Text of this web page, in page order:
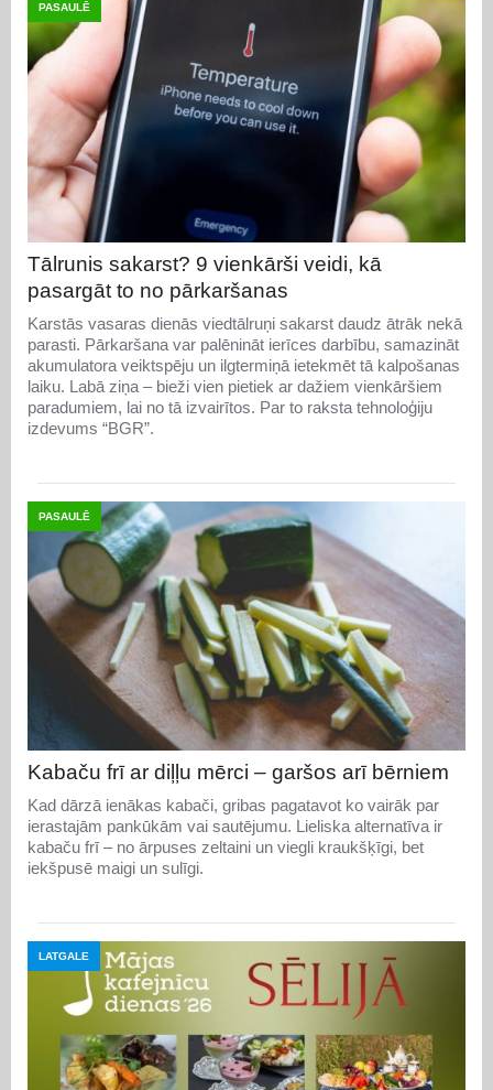
PASAULĒ
Tālrunis sakarst? 9 vienkārši veidi, kā
pasargāt to no pārkaršanas
Karstās vasaras dienās viedtālruņi sakarst daudz ātrāk nekā
parasti. Pārkaršana var palēnināt ierīces darbību, samazināt
akumulatora veiktspēju un ilgtermiņā ietekmēt tā kalpošanas
laiku. Labā ziņa – bieži vien pietiek ar dažiem vienkāršiem
paradumiem, lai no tā izvairītos. Par to raksta tehnoloģiju
izdevums “BGR”.
PASAULĒ
Kabaču frī ar diļļu mērci – garšos arī bērniem
Kad dārzā ienākas kabači, gribas pagatavot ko vairāk par
ierastajām pankūkām vai sautējumu. Lieliska alternatīva ir
kabaču frī – no ārpuses zeltaini un viegli kraukšķīgi, bet
iekšpusē maigi un sulīgi.
LATGALE